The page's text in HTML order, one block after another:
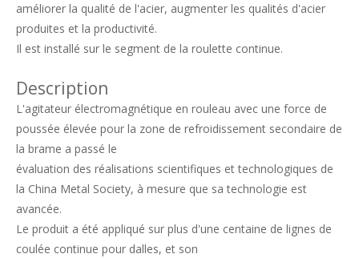
améliorer la qualité de l'acier, augmenter les qualités d'acier
produites et la productivité.
Il est installé sur le segment de la roulette continue.
Description
L'agitateur électromagnétique en rouleau avec une force de
poussée élevée pour la zone de refroidissement secondaire de
la brame a passé le
évaluation des réalisations scientifiques et technologiques de
la China Metal Society, à mesure que sa technologie est
avancée.
Le produit a été appliqué sur plus d'une centaine de lignes de
coulée continue pour dalles, et son